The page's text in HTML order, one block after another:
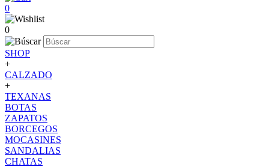
0
0
SHOP
+
CALZADO
+
TEXANAS
BOTAS
ZAPATOS
BORCEGOS
MOCASINES
SANDALIAS
CHATAS